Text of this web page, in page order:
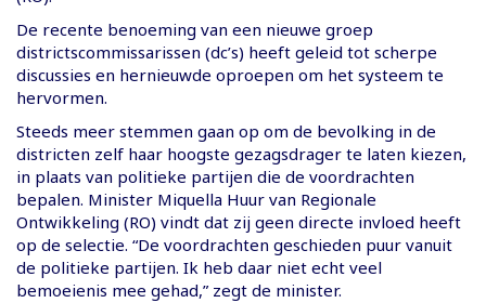
De recente benoeming van een nieuwe groep
districtscommissarissen (dc’s) heeft geleid tot scherpe
discussies en hernieuwde oproepen om het systeem te
hervormen.
Steeds meer stemmen gaan op om de bevolking in de
districten zelf haar hoogste gezagsdrager te laten kiezen,
in plaats van politieke partijen die de voordrachten
bepalen. Minister Miquella Huur van Regionale
Ontwikkeling (RO) vindt dat zij geen directe invloed heeft
op de selectie. “De voordrachten geschieden puur vanuit
de politieke partijen. Ik heb daar niet echt veel
bemoeienis mee gehad,” zegt de minister.